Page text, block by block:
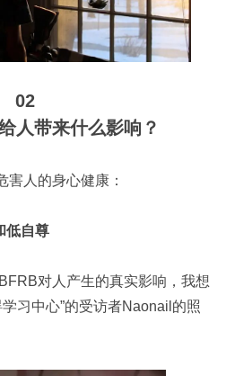
02
人带来什么影响？
人的身心健康：
低自尊
对人产生的真实影响，我想
习中心”的受访者Naonail的照